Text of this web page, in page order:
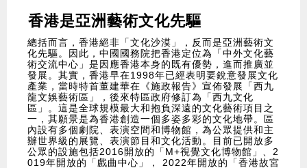
香港是亞洲藝術文化先驅
總括而言，香港絕非「文化沙漠」，反而是亞洲藝術文
化先驅。因此，中國國務院把香港定位為「中外文化藝
術交流中心」是因應香港本身的既有優勢，進而推廣並
發展。其實，香港早在1998年已經表明要銳意發展文化
產業，當時特首董建華在《施政報告》宣佈發展「西九
龍文娛藝術區」，後來特區政府修訂為「西九文化
區」。這是全球規模最大和抱負深遠的文化藝術項目之
一，其願景是為香港創造一個多姿多彩的文化地帶。區
內設有多個劇院、表演空間和博物館，為公眾提供和主
辦世界級的展覽、表演節目和文化活動。目前已開放多
公眾的設施包括2016開放的「M+視覺文化博物館」、2
019年開放的「戲曲中心」， 2022年開放的「香港故宮